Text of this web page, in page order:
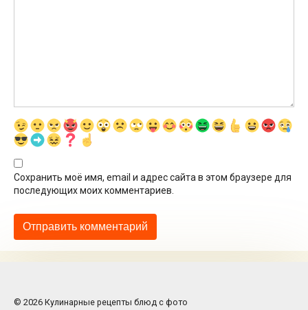
Сохранить моё имя, email и адрес сайта в этом браузере для
последующих моих комментариев.
© 2026 Кулинарные рецепты блюд с фото